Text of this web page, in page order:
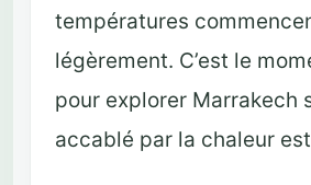
températures
légèrement. C’est le
pour explorer Marrakech
accablé par la chaleur